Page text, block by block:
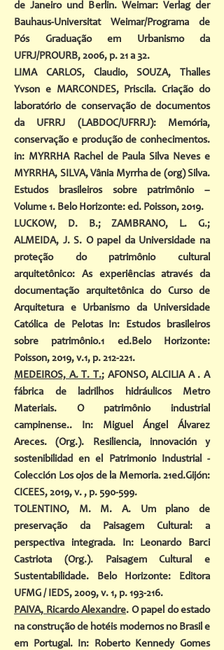
de Janeiro und Berlin. Weimar: Verlag der
Bauhaus-Universitat Weimar/Programa de
Pós Graduação em Urbanismo da
UFRJ/PROURB, 2006, p. 21 a 32.
LIMA CARLOS, Claudio, SOUZA, Thalles
Yvson e MARCONDES, Priscila. Criação do
laboratório de conservação de documentos
da UFRRJ (LABDOC/UFRRJ): Memória,
conservação e produção de conhecimentos.
in: MYRRHA Rachel de Paula Silva Neves e
MYRRHA, SILVA, Vânia Myrrha de (org) Silva.
Estudos brasileiros sobre patrimônio –
Volume 1. Belo Horizonte: ed. Poisson, 2019.
LUCKOW, D. B.; ZAMBRANO, L. G.;
ALMEIDA, J. S. O papel da Universidade na
proteção do patrimônio cultural
arquitetônico: As experiências através da
documentação arquitetônica do Curso de
Arquitetura e Urbanismo da Universidade
Católica de Pelotas In: Estudos brasileiros
sobre patrimônio.1 ed.Belo Horizonte:
Poisson, 2019, v.1, p. 212-221.
MEDEIROS, A. T. T.; AFONSO, ALCILIA A . A
fábrica de ladrilhos hidráulicos Metro
Materiais. O patrimônio industrial
campinense.. In: Miguel Ángel Álvarez
Areces. (Org.). Resiliencia, innovación y
sostenibilidad en el Patrimonio Industrial -
Colección Los ojos de la Memoria. 21ed.Gijón:
CICEES, 2019, v. , p. 590-599.
TOLENTINO, M. M. A. Um plano de
preservação da Paisagem Cultural: a
perspectiva integrada. In: Leonardo Barci
Castriota (Org.). Paisagem Cultural e
Sustentabilidade. Belo Horizonte: Editora
UFMG / IEDS, 2009, v. 1, p. 193-216.
PAIVA, Ricardo Alexandre. O papel do estado
na construção de hotéis modernos no Brasil e
em Portugal. In: Roberto Kennedy Gomes